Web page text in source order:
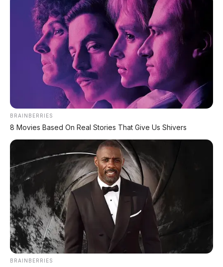
PROMO TERBATAS!
Voucher Belanja Rp 100.000
*Klik untuk klaim di marketplace pilihanmu
AMBIL >
REKOMENDASI UNTUK ANDA
⚡ Leapmotor D99: MPV Listrik Premium
700 Km dengan Harga Mulai Rp660 Juta
⚡ Stelato S9 Touring: Station Wagon
Listrik Premium dengan Total Range
1.305 Km
BRAINBERRIES
8 Movies Based On Real Stories That Give Us Shivers
BRAINBERRIES